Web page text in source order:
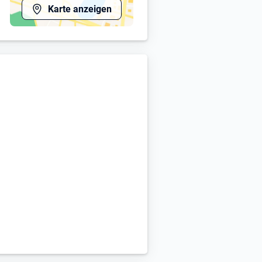
S07_1 (vergleichbar
BVZ-
Fachbibliothek,
etc., Rahmenkonzept des
und Weltanschauung,
Karte anzeigen